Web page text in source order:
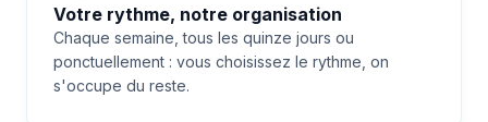
Votre rythme, notre organisation
Chaque semaine, tous les quinze jours ou
ponctuellement : vous choisissez le rythme, on
s'occupe du reste.